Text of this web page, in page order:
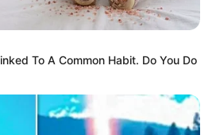
To A Common Habit. Do You Do